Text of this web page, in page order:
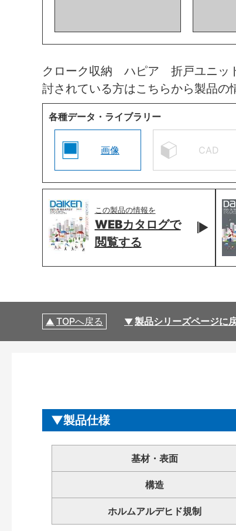
クローク収納 ハピア 折戸ユニ
討されている方はこちらから製品の
各種データ・ライブラリー
画像 CAD
この製品の情報を
WEBカタログで
閲覧する
TOPへ戻る 製品シリーズページに
製品仕様
基材・表面
構造
ホルムアルデヒド規制